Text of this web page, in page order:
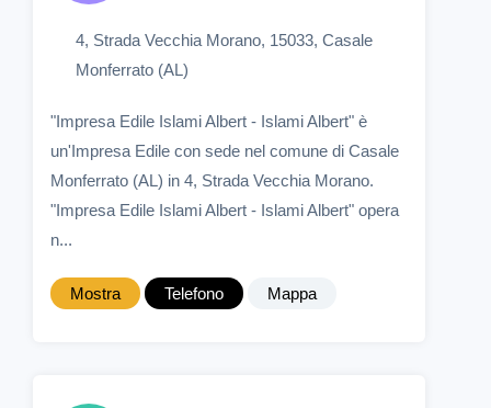
4, Strada Vecchia Morano, 15033, Casale
Monferrato (AL)
"Impresa Edile Islami Albert - Islami Albert" è
un'Impresa Edile con sede nel comune di Casale
Monferrato (AL) in 4, Strada Vecchia Morano.
"Impresa Edile Islami Albert - Islami Albert" opera
n...
Mostra Telefono Mappa